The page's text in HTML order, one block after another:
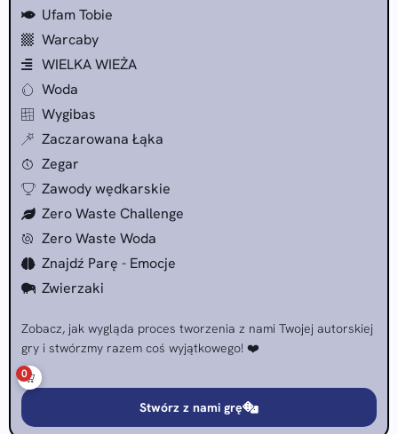
Ufam Tobie
Warcaby
WIELKA WIEŻA
Woda
Wygibas
Zaczarowana Łąka
Zegar
Zawody wędkarskie
Zero Waste Challenge
Zero Waste Woda
Znajdź Parę - Emocje
Zwierzaki
Zobacz, jak wygląda proces tworzenia z nami Twojej autorskiej
gry i stwórzmy razem coś wyjątkowego! ❤️
Stwórz z nami grę
0